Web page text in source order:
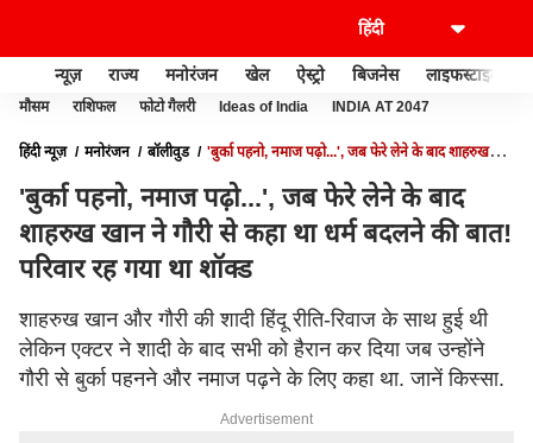
न्यूज़ राज्य मनोरंजन खेल ऐस्ट्रो बिजनेस लाइफस्टाइल
मौसम राशिफल फोटो गैलरी Ideas of India INDIA AT 2047
हिंदी न्यूज़ मनोरंजन बॉलीवुड
'बुर्का पहनो, नमाज पढ़ो...', जब फेरे लेने के बाद शाहरुख
'बुर्का पहनो, नमाज पढ़ो...', जब फेरे लेने के बाद
शाहरुख खान ने गौरी से कहा था धर्म बदलने की बात!
परिवार रह गया था शॉक्ड
शाहरुख खान और गौरी की शादी हिंदू रीति-रिवाज के साथ हुई थी
लेकिन एक्टर ने शादी के बाद सभी को हैरान कर दिया जब उन्होंने
गौरी से बुर्का पहनने और नमाज पढ़ने के लिए कहा था. जानें किस्सा.
Advertisement